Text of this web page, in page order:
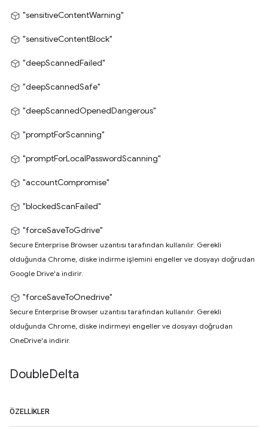
"sensitiveContentWarning"
"sensitiveContentBlock"
"deepScannedFailed"
"deepScannedSafe"
"deepScannedOpenedDangerous"
"promptForScanning"
"promptForLocalPasswordScanning"
"accountCompromise"
"blockedScanFailed"
"forceSaveToGdrive"
Secure Enterprise Browser uzantısı tarafından kullanılır. Gerekli
olduğunda Chrome, diske indirme işlemini engeller ve dosyayı doğrudan
Google Drive'a indirir.
"forceSaveToOnedrive"
Secure Enterprise Browser uzantısı tarafından kullanılır. Gerekli
olduğunda Chrome, diske indirmeyi engeller ve dosyayı doğrudan
OneDrive'a indirir.
DoubleDelta
ÖZELLIKLER